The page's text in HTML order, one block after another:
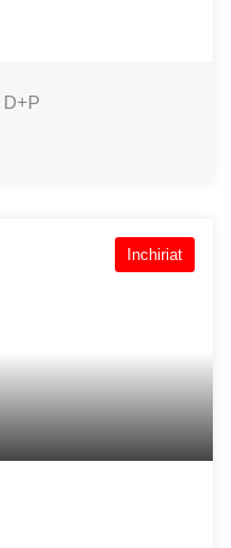
D+P
Inchiriat